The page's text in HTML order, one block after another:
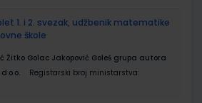
1. i 2. svezak, udžbenik matematike
škole
Žitko Golac Jakopović Goleš grupa autora
d.o.o.
Registarski broj ministarstva: